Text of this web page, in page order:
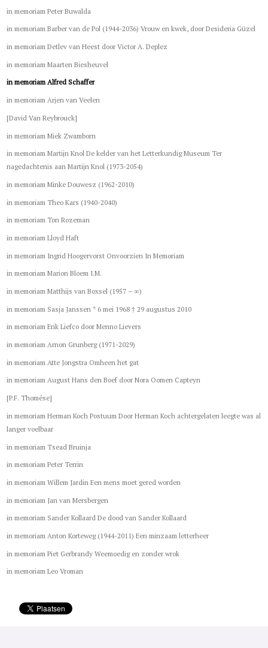
in memoriam Peter Buwalda
in memoriam Barber van de Pol (1944-2036) Vrouw en kwek, door Desideria Güzel
in memoriam Detlev van Heest door Victor A. Deplez
in memoriam Maarten Biesheuvel
in memoriam Alfred Schaffer
in memoriam Arjen van Veelen
[David Van Reybrouck]
in memoriam Miek Zwamborn
in memoriam Martijn Knol De kelder van het Letterkundig Museum Ter
nagedachtenis aan Martijn Knol (1973-2054)
in memoriam Minke Douwesz (1962-2010)
in memoriam Theo Kars (1940-2040)
in memoriam Ton Rozeman
in memoriam Lloyd Haft
in memoriam Ingrid Hoogervorst Onvoorzien In Memoriam
in memoriam Marion Bloem I.M.
in memoriam Matthijs van Boxsel (1957 – ∞)
in memoriam Sasja Janssen * 6 mei 1968 † 29 augustus 2010
in memoriam Erik Liefco door Menno Lievers
in memoriam Arnon Grunberg (1971-2029)
in memoriam Atte Jongstra Omheen het gat
in memoriam August Hans den Boef door Nora Oomen Capteyn
[P.F. Thomése]
in memoriam Herman Koch Postuum Door Herman Koch achtergelaten leegte was al
langer voelbaar
in memoriam Tsead Bruinja
in memoriam Peter Terrin
in memoriam Willem Jardin Een mens moet gered worden
in memoriam Jan van Mersbergen
in memoriam Sander Kollaard De dood van Sander Kollaard
in memoriam Anton Korteweg (1944-2011) Een minzaam letterheer
in memoriam Piet Gerbrandy Weemoedig en zonder wrok
in memoriam Leo Vroman